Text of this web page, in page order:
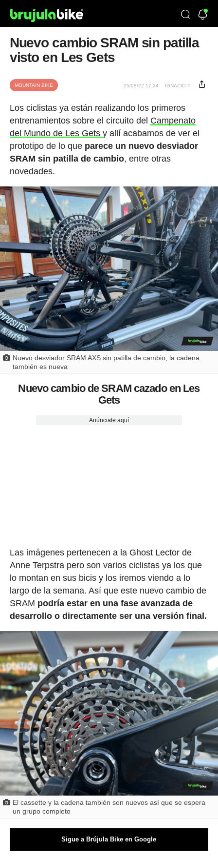
Nuevo cambio SRAM sin patilla
visto en Les Gets
MOUNTAIN BIKE 25/08/22 17:24 IGNACIO P.
Los ciclistas ya están realizando los primeros
entrenamientos sobre el circuito del Campenato
del Mundo de Les Gets y allí acabamos de ver el
prototipo de lo que parece un nuevo desviador
SRAM sin patilla de cambio, entre otras
novedades.
Nuevo desviador SRAM AXS sin patilla de cambio, la cadena
también es nueva
Nuevo cambio de SRAM cazado en Les
Gets
Anúnciate aquí
Las imágenes pertenecen a la Ghost Lector de
Anne Terpstra pero son varios ciclistas ya los que
lo montan en sus bicis y los iremos viendo a lo
largo de la semana. Así que este nuevo cambio de
SRAM podría estar en una fase avanzada de
desarrollo o directamente ser una versión final.
El cassette y la cadena también son nuevos así que se espera
un grupo completo
Sigue a Brújula Bike en Google